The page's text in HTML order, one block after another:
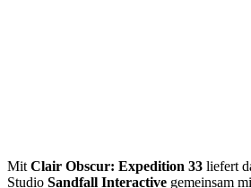
Mit Clair Obscur: Expedition 33 liefert
Studio Sandfall Interactive gemeinsam